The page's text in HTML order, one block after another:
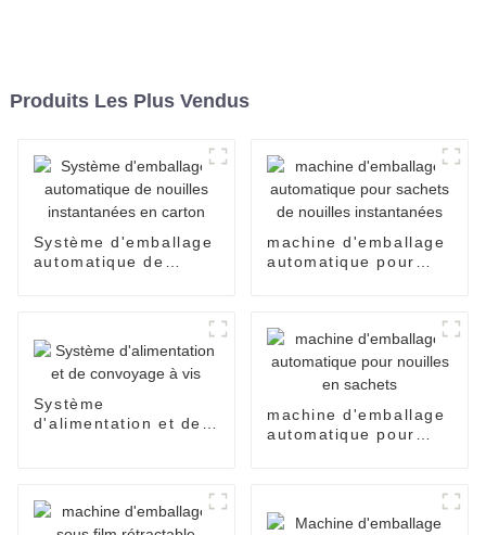
Produits Les Plus Vendus
Système d'emballage
automatique de
machine d'emballage
automatique pour
Système
d'alimentation et de
machine d'emballage
automatique pour